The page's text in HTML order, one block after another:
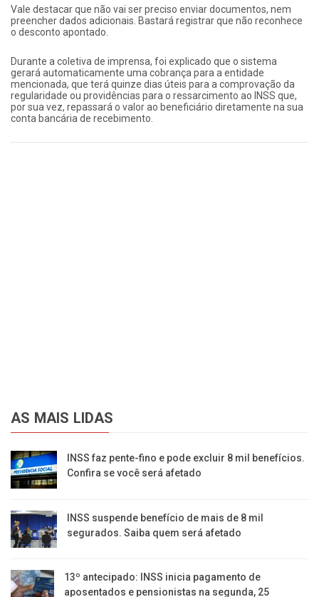
Vale destacar que não vai ser preciso enviar documentos, nem
preencher dados adicionais. Bastará registrar que não reconhece
o desconto apontado.
Durante a coletiva de imprensa, foi explicado que o sistema
gerará automaticamente uma cobrança para a entidade
mencionada, que terá quinze dias úteis para a comprovação da
regularidade ou providências para o ressarcimento ao INSS que,
por sua vez, repassará o valor ao beneficiário diretamente na sua
conta bancária de recebimento.
AS MAIS LIDAS
INSS faz pente-fino e pode excluir 8 mil benefícios.
Confira se você será afetado
INSS suspende benefício de mais de 8 mil
segurados. Saiba quem será afetado
13º antecipado: INSS inicia pagamento de
aposentados e pensionistas na segunda, 25